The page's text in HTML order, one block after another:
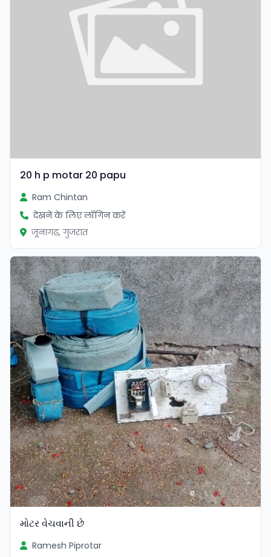
20 h p motar 20 papu
Ram Chintan
देखने के लिए लॉगिन करें
जूनागढ़, गुजरात
મોટર વેચવાની છે
Ramesh Piprotar